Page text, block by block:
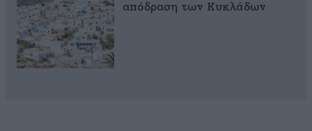
απόδραση των Κυκλάδων